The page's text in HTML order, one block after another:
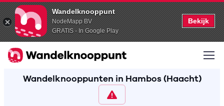
Wandelknooppunt
NodeMapp BV
GRATIS - In Google Play
Bekijk
Wandelknooppunten in Hambos (Haacht)